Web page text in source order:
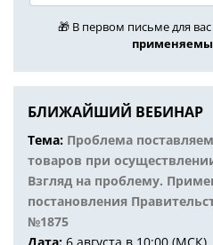
🎁 В первом письме для
БЛИЖАЙШИЙ ВЕБИНАР
Тема: Проблема
товаров при
Взгляд на проблему.
постановления
№1875